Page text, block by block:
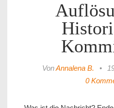
VonAnnalena B. •
0